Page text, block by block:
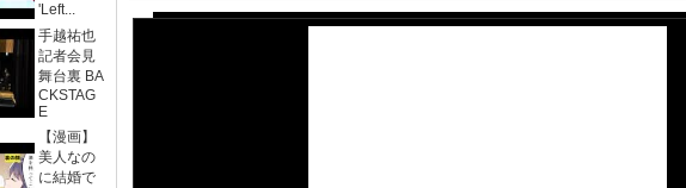
'Left...
手越祐也
記者会見
舞台裏 BA
CKSTAG
E
【漫画】
美人なの
に結婚で